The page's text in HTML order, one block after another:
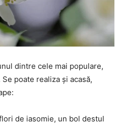
dintre cele mai populare,
poate realiza și acasă,
de iasomie, un bol destul